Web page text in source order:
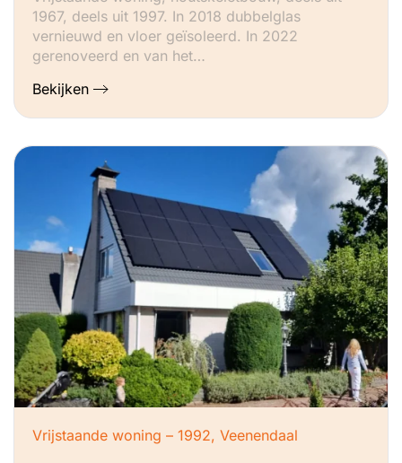
1967, deels uit 1997. In 2018 dubbelglas
vernieuwd en vloer geïsoleerd. In 2022
gerenoveerd en van het…
Bekijken
Vrijstaande woning – 1992, Veenendaal